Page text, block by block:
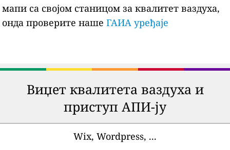
мапи са својом станицом за квалитет ваздуха,
онда проверите нашеГАИА уређаје
Виџет квалитета ваздуха и
приступ АПИ-ју
Wix, Wordpress, ...